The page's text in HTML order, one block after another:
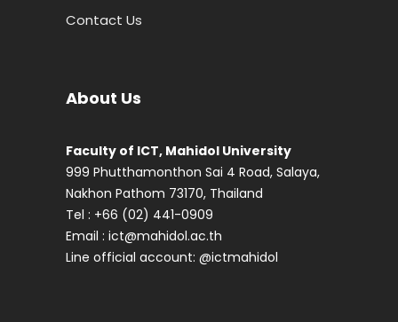
Contact Us
About Us
Faculty of ICT, Mahidol University
999 Phutthamonthon Sai 4 Road, Salaya,
Nakhon Pathom 73170, Thailand
Tel : +66 (02) 441-0909
Email : ict@mahidol.ac.th
Line official account: @ictmahidol